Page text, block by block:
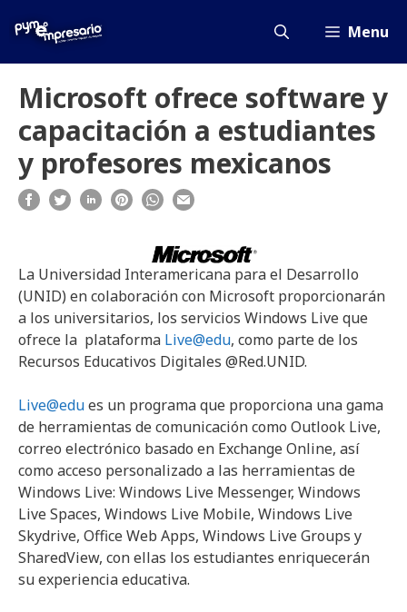
Menu
Microsoft ofrece software y
capacitación a estudiantes
y profesores mexicanos
La Universidad Interamericana para el Desarrollo
(UNID) en colaboración con Microsoft proporcionarán
a los universitarios, los servicios Windows Live que
ofrece la plataforma Live@edu, como parte de los
Recursos Educativos Digitales @Red.UNID.
Live@edues un programa que proporciona una gama
de herramientas de comunicación como Outlook Live,
correo electrónico basado en Exchange Online, así
como acceso personalizado a las herramientas de
Windows Live: Windows Live Messenger, Windows
Live Spaces, Windows Live Mobile, Windows Live
Skydrive, Office Web Apps, Windows Live Groups y
SharedView, con ellas los estudiantes enriquecerán
su experiencia educativa.